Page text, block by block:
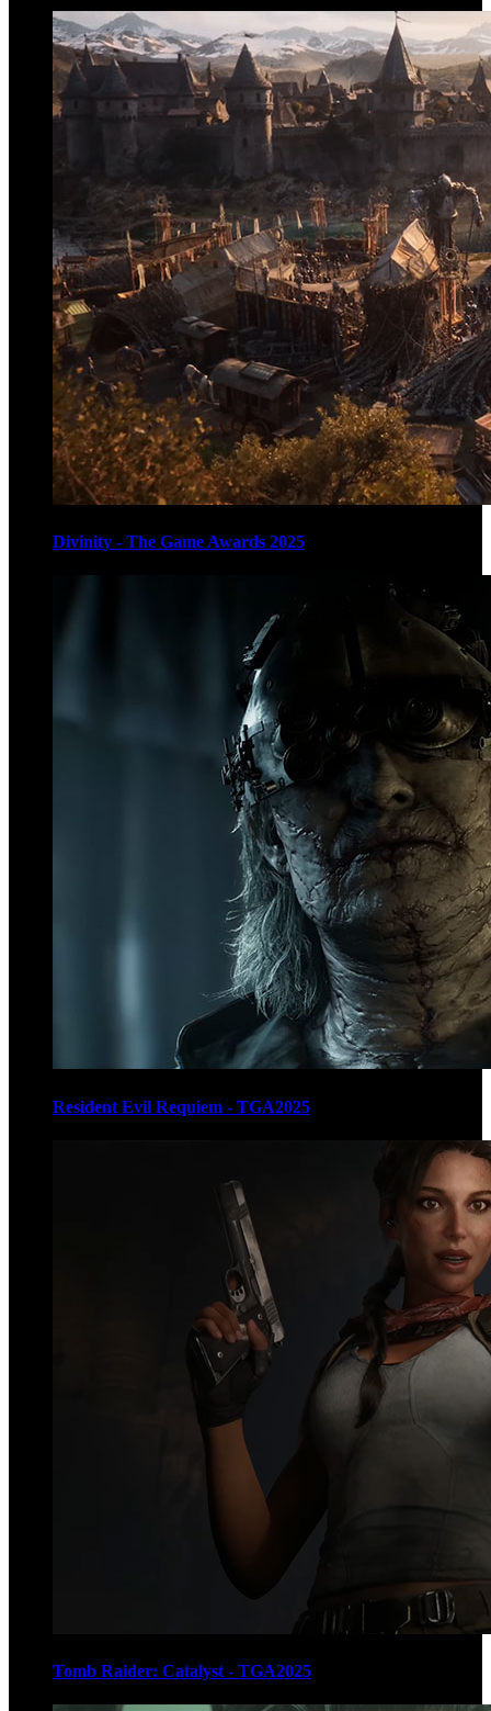
Divinity - The Game Awards 2025
Resident Evil Requiem - TGA2025
Tomb Raider: Catalyst - TGA2025